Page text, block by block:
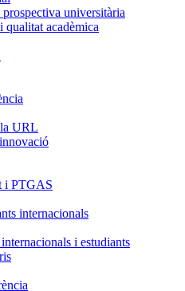
universitària
acadèmica
la URL
i PTGAS
internacionals
i estudiants